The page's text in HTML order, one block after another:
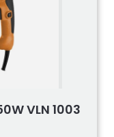
VLN 1003